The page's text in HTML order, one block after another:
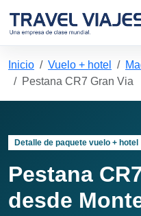
Inicio Vuelo + hotel
Pestana CR7 Gran Via
Detalle de paquete vuelo + hotel
Pestana
desde